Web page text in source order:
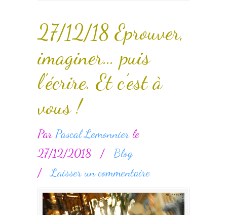
27/12/18 Eprouver,
imaginer… puis
l’écrire. Et c’est à
vous !
Par Pascal Lemonnierle
27/12/2018
/
Blog
/Laisser un commentaire